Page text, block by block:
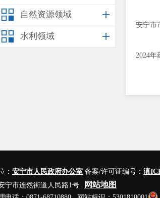
自然资源领域
水利领域
安宁市
2024年
： 安宁市人民政府办公室 备案/许可证编号： 滇
宁市连然街道人民路1号
网站地图